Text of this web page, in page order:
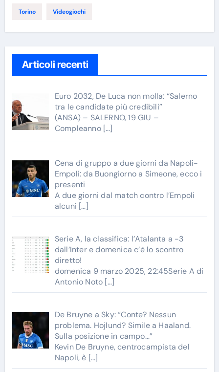
Torino Videogiochi
Articoli recenti
Euro 2032, De Luca non molla: “Salerno
tra le candidate più credibili”
(ANSA) – SALERNO, 19 GIU –
Compleanno […]
Cena di gruppo a due giorni da Napoli-
Empoli: da Buongiorno a Simeone, ecco i
presenti
A due giorni dal match contro l’Empoli
alcuni […]
Serie A, la classifica: l’Atalanta a -3
dall’Inter e domenica c’è lo scontro
diretto!
domenica 9 marzo 2025, 22:45Serie A di
Antonio Noto […]
De Bruyne a Sky: “Conte? Nessun
problema. Hojlund? Simile a Haaland.
Sulla posizione in campo…”
Kevin De Bruyne, centrocampista del
Napoli, è […]